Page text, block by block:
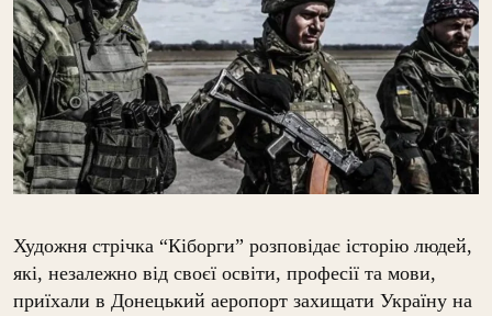
Художня стрічка “Кіборги” розповідає історію людей,
які, незалежно від своєї освіти, професії та мови,
приїхали в Донецький аеропорт захищати Україну на